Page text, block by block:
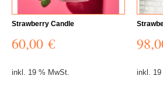
Strawberry Candle
60,00 €
inkl. 19 % MwSt. inkl. 19